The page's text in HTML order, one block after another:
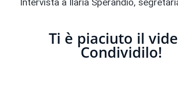
Ti è piaciuto il
Condividilo!